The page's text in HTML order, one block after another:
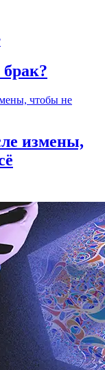
измены,